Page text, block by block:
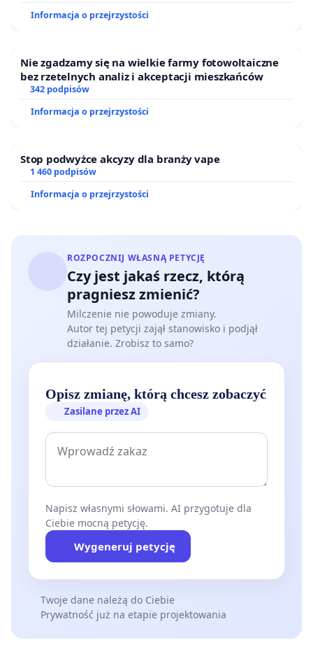
Informacja o przejrzystości
Nie zgadzamy się na wielkie farmy fotowoltaiczne
bez rzetelnych analiz i akceptacji mieszkańców
342 podpisów
Informacja o przejrzystości
Stop podwyżce akcyzy dla branży vape
1 460 podpisów
Informacja o przejrzystości
ROZPOCZNIJ WŁASNĄ PETYCJĘ
Czy jest jakaś rzecz, którą
pragniesz zmienić?
Milczenie nie powoduje zmiany.
Autor tej petycji zajął stanowisko i podjął
działanie. Zrobisz to samo?
Opisz zmianę, którą chcesz zobaczyć
Zasilane przez AI
Napisz własnymi słowami. AI przygotuje dla
Ciebie mocną petycję.
Wygeneruj petycję
Twoje dane należą do Ciebie
Prywatność już na etapie projektowania